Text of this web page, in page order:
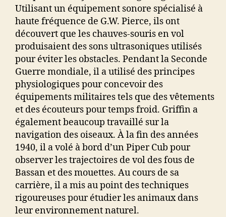
Utilisant un équipement sonore spécialisé à
haute fréquence de G.W. Pierce, ils ont
découvert que les chauves-souris en vol
produisaient des sons ultrasoniques utilisés
pour éviter les obstacles. Pendant la Seconde
Guerre mondiale, il a utilisé des principes
physiologiques pour concevoir des
équipements militaires tels que des vêtements
et des écouteurs pour temps froid. Griffin a
également beaucoup travaillé sur la
navigation des oiseaux. À la fin des années
1940, il a volé à bord d’un Piper Cub pour
observer les trajectoires de vol des fous de
Bassan et des mouettes. Au cours de sa
carrière, il a mis au point des techniques
rigoureuses pour étudier les animaux dans
leur environnement naturel.